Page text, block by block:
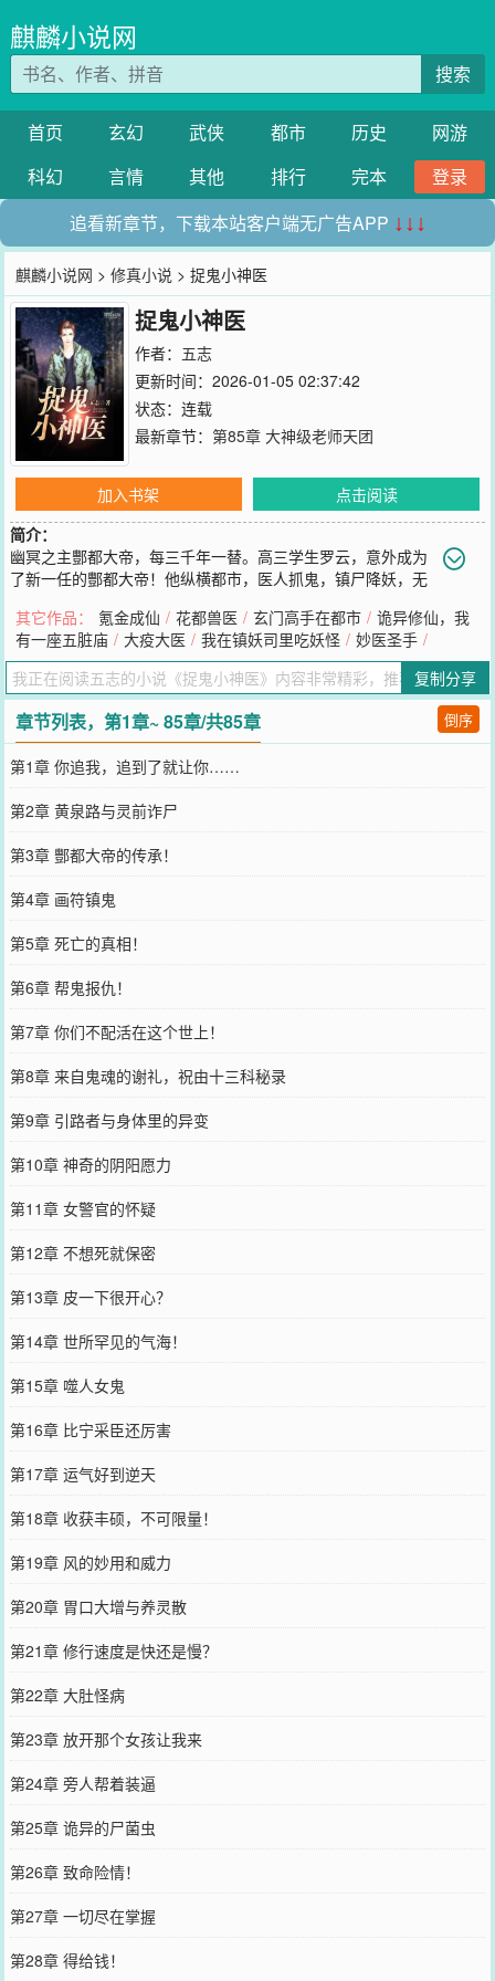
麒麟小说网
搜索
首页 玄幻 武侠 都市 历史
网游
科幻
言情 其他 排行 完本
登录
追看新章节，下载本站客户端无广告APP ↓↓↓
麒麟小说网 >修真小说 > 捉鬼小神医
捉鬼小神医
作者： 五志
更新时间：2026-01-05 02:37:42
状态：连载
最新章节： 第85章 大神级老师天团
加入书架
点击阅读
简介：
幽冥之主酆都大帝，每三千年一替。高三学生罗云，意外成为
了新一任的酆都大帝！他纵横都市，医人抓鬼，镇尸降妖，无
简单！
您要是觉得《捉鬼小神医》还不错的话请不要忘记向您QQ群和微博微
信里的朋友推荐哦！
其它作品： 氪金成仙 / 花都兽医 / 玄门高手在都市 / 诡异修仙，我
有一座五脏庙 / 大疫大医 / 我在镇妖司里吃妖怪 / 妙医圣手 /
复制分享
章节列表，第1章~ 85章/共85章 倒序
第1章 你追我，追到了就让你……
第2章 黄泉路与灵前诈尸
第3章 酆都大帝的传承！
第4章 画符镇鬼
第5章 死亡的真相！
第6章 帮鬼报仇！
第7章 你们不配活在这个世上！
第8章 来自鬼魂的谢礼，祝由十三科秘录
第9章 引路者与身体里的异变
第10章 神奇的阴阳愿力
第11章 女警官的怀疑
第12章 不想死就保密
第13章 皮一下很开心？
第14章 世所罕见的气海！
第15章 噬人女鬼
第16章 比宁采臣还厉害
第17章 运气好到逆天
第18章 收获丰硕，不可限量！
第19章 风的妙用和威力
第20章 胃口大增与养灵散
第21章 修行速度是快还是慢？
第22章 大肚怪病
第23章 放开那个女孩让我来
第24章 旁人帮着装逼
第25章 诡异的尸菌虫
第26章 致命险情！
第27章 一切尽在掌握
第28章 得给钱！